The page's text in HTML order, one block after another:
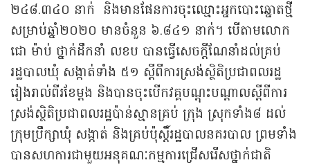
២៤៨.៣៤០ នាក់ និងមានផែនការចុះឈ្មោះអ្នកបោះឆ្នោតថ្មី
សម្រាប់ឆ្នាំ២០២០ មានចំនួន ៦.៨៤១ នាក់។ បើតាមលោក
ជោ ម៉ាប់ ថ្នាក់ដឹកនាំ លខប បានធ្វើសេចក្តីណែនាំដល់គ្រប់
រដ្ឋបាលឃុំ សង្កាត់ទាំង ៥១ ស្តីពីការស្រង់ស្ថិតិប្រជាពលរដ្ឋ
រៀងរាល់ពីរខែម្តង និងបានចុះបើកវគ្គបណ្តុះបណ្តាលស្តីពីការ
ស្រង់ស្ថិតិប្រជាពលរដ្ឋប៉ាន់ស្មានគ្រប់ ក្រុង ស្រុកទាំង៨ ដល់
ក្រុមប្រឹក្សាឃុំ សង្កាត់ និងគ្រប់ប៉ុស្តិ៍រដ្ឋបាលនគរបាល ព្រមទាំង
បានសហការជាមួយអនុគណៈកម្មការជ្រើសរើសថ្នាក់ជាតិ